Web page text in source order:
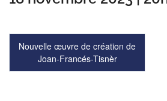
Nouvelle œuvre de création de
Joan-Francés-Tisnèr